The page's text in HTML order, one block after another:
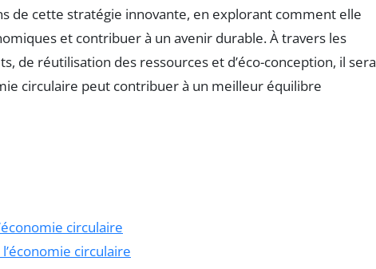
de cette stratégie innovante, en explorant comment elle
et contribuer à un avenir durable. À travers les
de réutilisation des ressources et d’éco-conception, il sera
circulaire peut contribuer à un meilleur équilibre
circulaire
circulaire